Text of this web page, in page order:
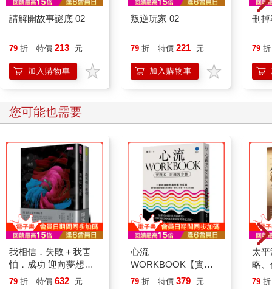
請解開故事謎底 02
79 折 特價 213 元
加入購物車
叛逆玩家 02
79 折 特價 221 元
加入購物車
刪
79 折
您可能也需要
我相信．失敗＋我害
怕．成功 迎向夢想套
書
79 折 特價 632 元
心流
WORKBOOK【實踐
本‧附練習步驟】：一
79 折 特價 379 元
太
略
讀
79 折